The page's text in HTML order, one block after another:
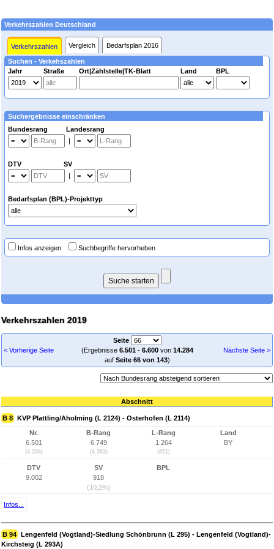
Verkehrszahlen Deutschland
Verkehrszahlen Vergleich Bedarfsplan 2016
Suchen - Verkehszahlen
Jahr
Straße Ort|Zählstelle|TK-Blatt Land BPL
Suchergebnisse einschränken
Bundesrang Landesrang
|
DTV SV
|
Bedarfsplan (BPL)-Projekttyp
Infos anzeigen Suchbegriffe hervorheben
Verkehrszahlen 2019
< Vorherige Seite
Seite
(Ergebnisse 6.501- 6.600von 14.284
auf Seite 66 von 143)
Nächste Seite >
Abschnitt
B 8 KVP Plattling/Aholming (L 2124) - Osterhofen (L 2114)
Nr.
6.501
(4.204)
B-Rang
6.749
(4.363)
L-Rang
1.264
(851)
Land
BY
DTV
9.002
SV
918
(10,2%)
BPL
Infos...
B 94 Lengenfeld (Vogtland)-Siedlung Schönbrunn (L 295) - Lengenfeld (Vogtland)-
Kirchsteig (L 293A)